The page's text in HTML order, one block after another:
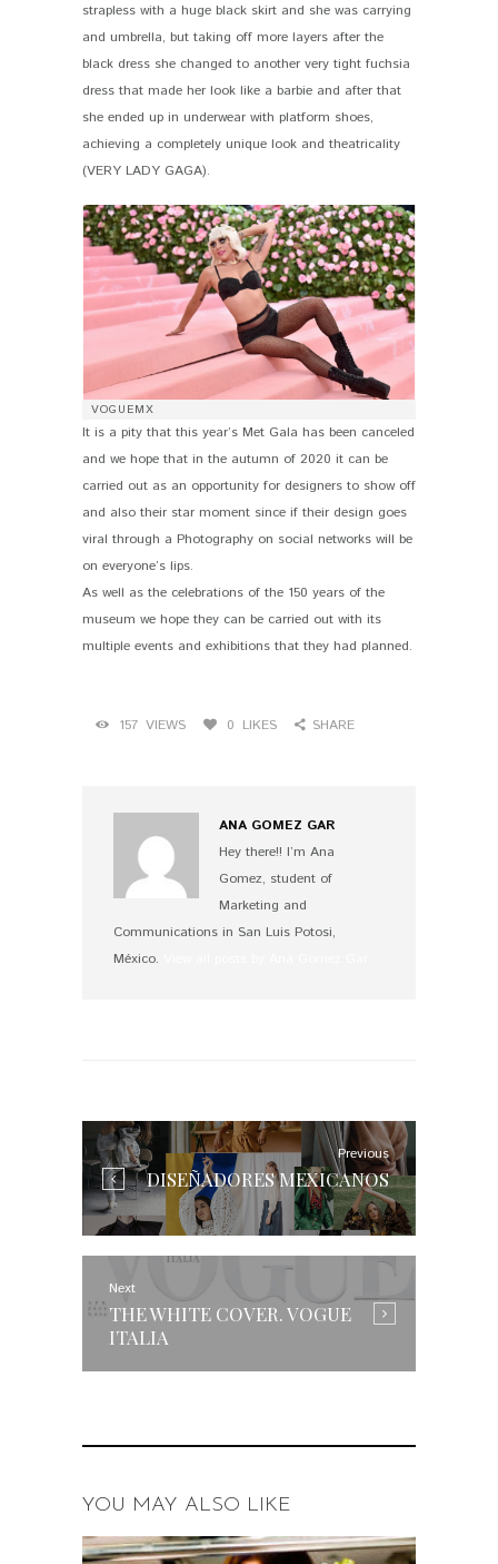
strapless with a huge black skirt and she was carrying
and umbrella, but taking off more layers after the
black dress she changed to another very tight fuchsia
dress that made her look like a barbie and after that
she ended up in underwear with platform shoes,
achieving a completely unique look and theatricality
(VERY LADY GAGA).
VOGUEMX
It is a pity that this year’s Met Gala has been canceled
and we hope that in the autumn of 2020 it can be
carried out as an opportunity for designers to show off
and also their star moment since if their design goes
viral through a Photography on social networks will be
on everyone’s lips.
As well as the celebrations of the 150 years of the
museum we hope they can be carried out with its
multiple events and exhibitions that they had planned.
157 VIEWS 0 LIKES SHARE
ANA GOMEZ GAR
Hey there!! I’m Ana
Gomez, student of
Marketing and
Communications in San Luis Potosi,
México.
ENTRADAS
PreviousPrevious
post:
DISEÑADORES MEXICANOS
Next Next
post:
THE WHITE COVER. VOGUE
ITALIA
YOU MAY ALSO LIKE